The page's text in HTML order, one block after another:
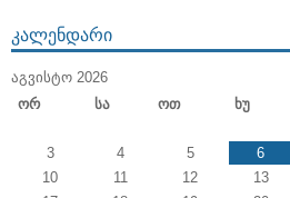
ᲙᲐᲚᲔᲜᲓᲐᲠᲘ
ᲐᲒᲕᲘᲡᲢᲝ 2026
Ორ
Სა Ოთ Ხუ
3
4 5 6
10
11 12 13